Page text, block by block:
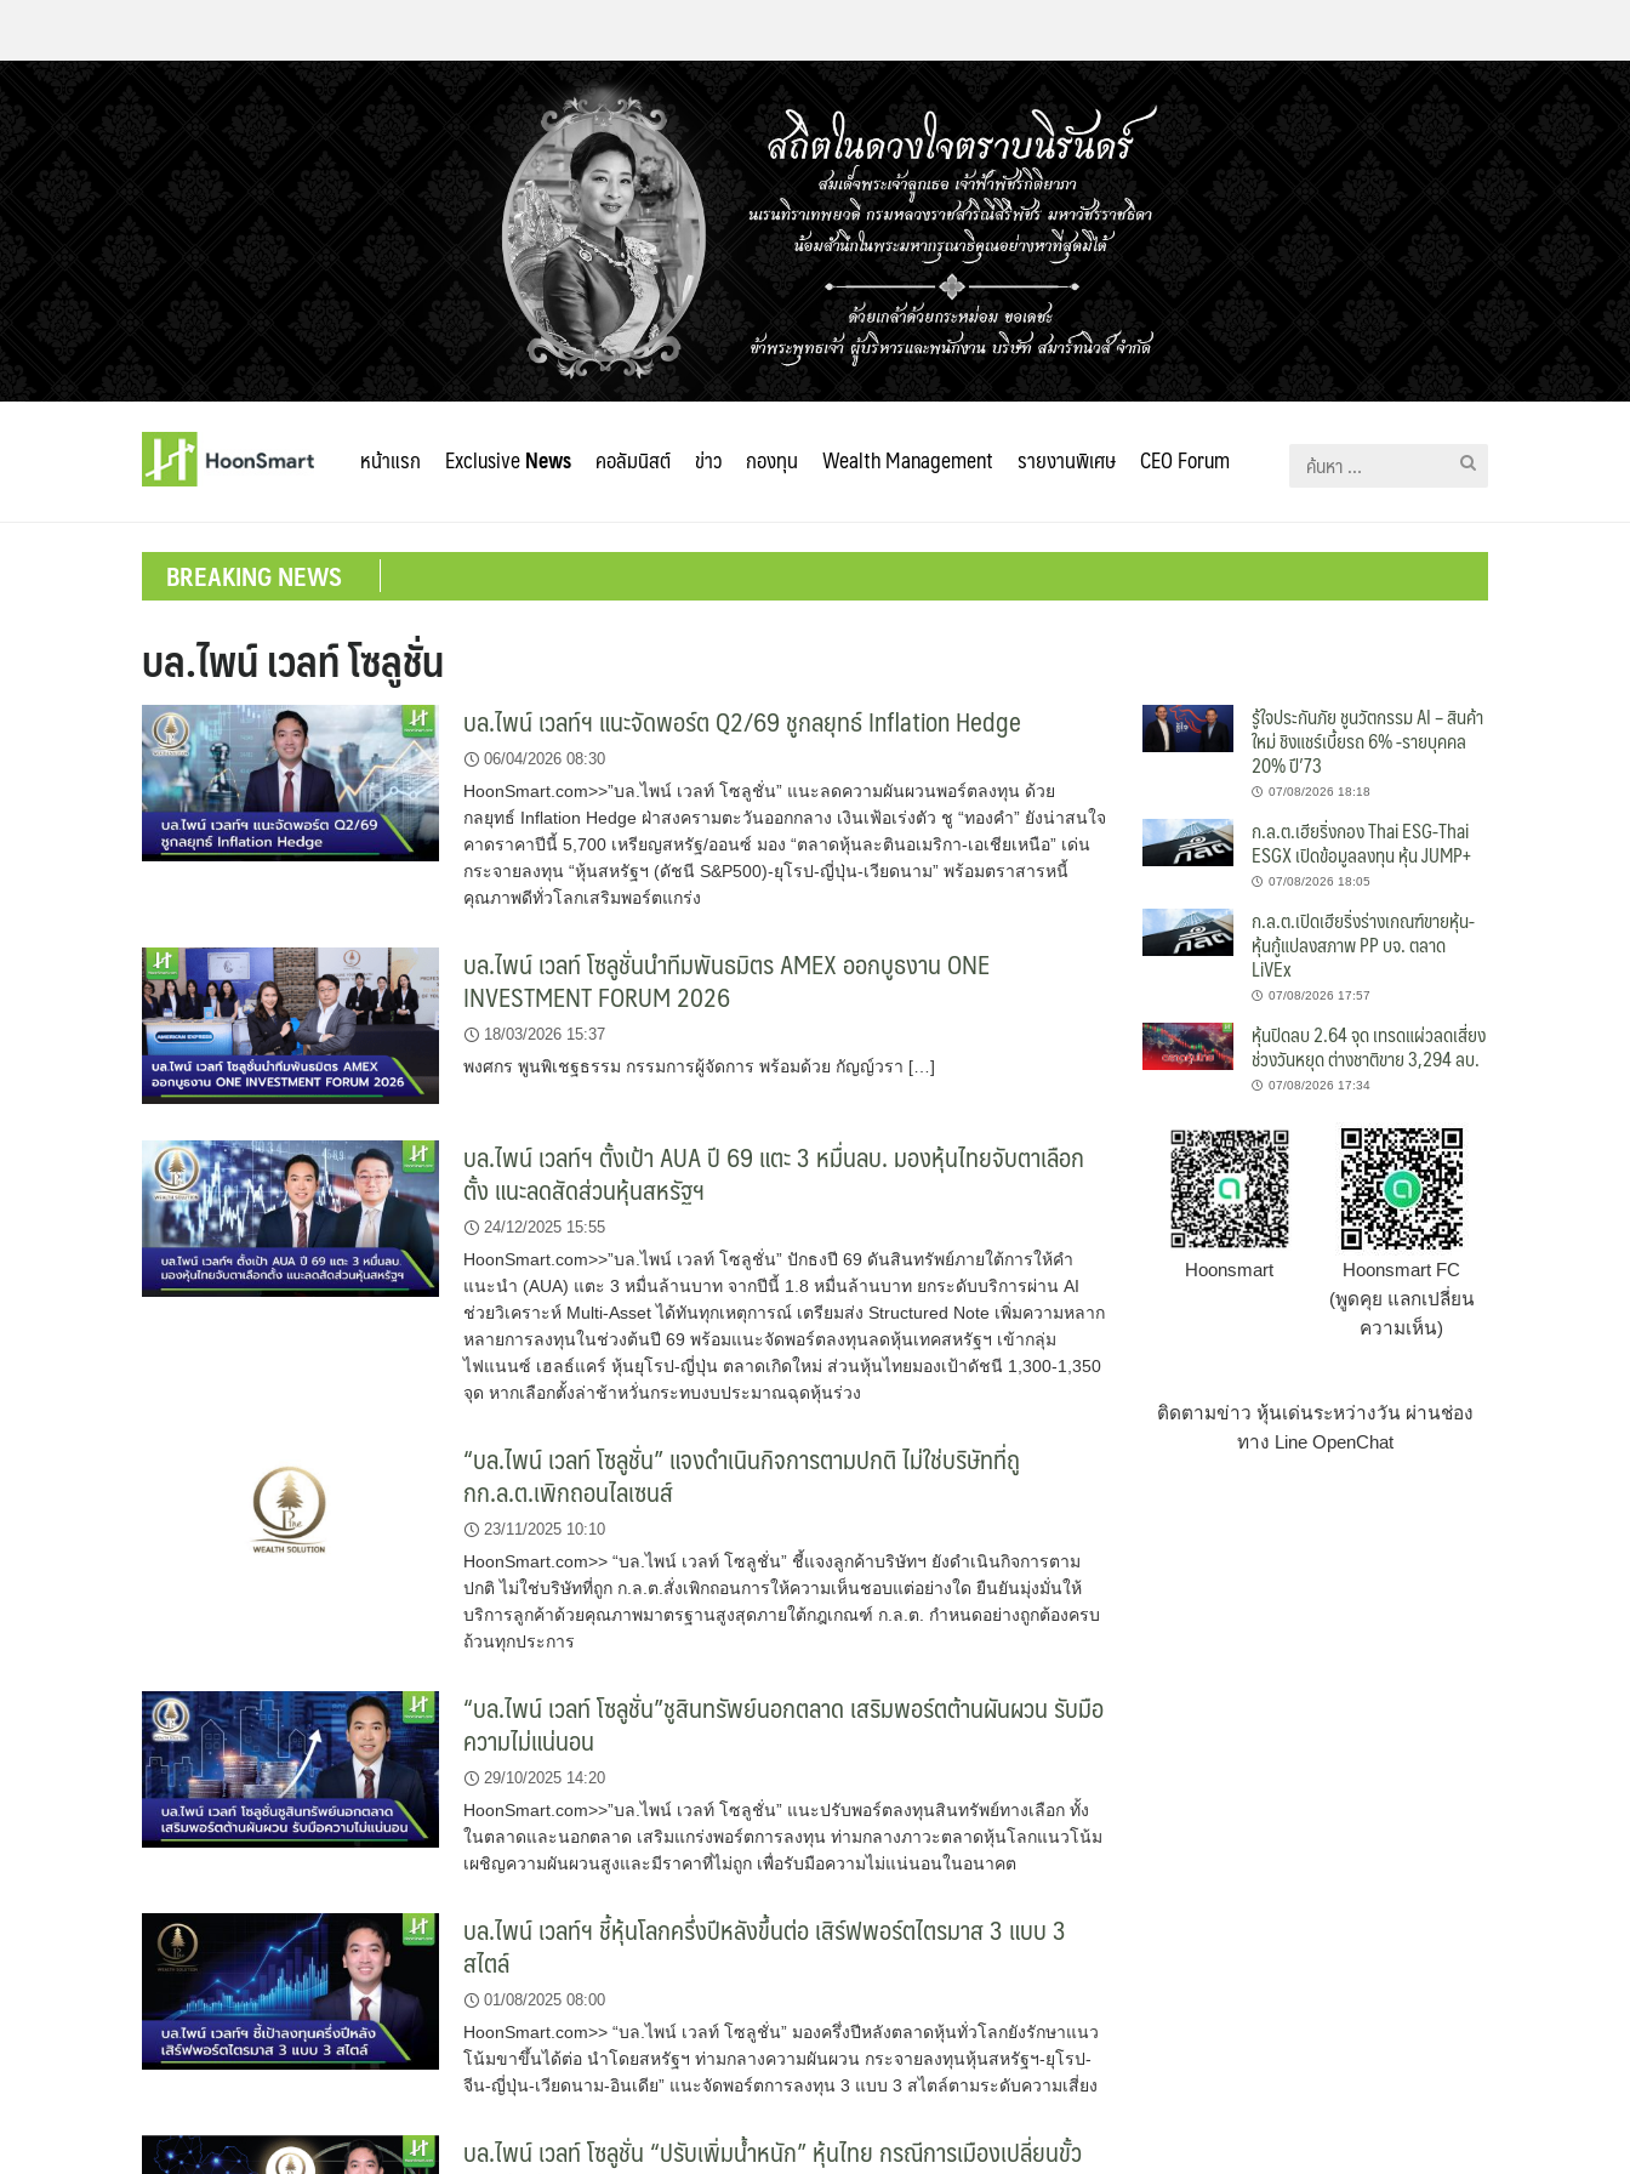
หน้าแรก ExclusiveNews คอลัมนิสต์ ข่าว กองทุน Wealth Management รายงานพิเศษ CEO Forum
ค้นหา
BREAKING NEWS
บล.ไพน์ เวลท์ โซลูชั่น
บล.ไพน์ เวลท์ฯ แนะจัดพอร์ต Q2/69 ชูกลยุทธ์ Inflation Hedge
06/04/2026 08:30
HoonSmart.com>>”บล.ไพน์ เวลท์ โซลูชั่น” แนะลดความผันผวนพอร์ตลงทุน ด้วย
กลยุทธ์ Inflation Hedge ฝ่าสงครามตะวันออกกลาง เงินเฟ้อเร่งตัว ชู “ทองคำ” ยังน่าสนใจ
คาดราคาปีนี้ 5,700 เหรียญสหรัฐ/ออนซ์ มอง “ตลาดหุ้นละตินอเมริกา-เอเชียเหนือ” เด่น
กระจายลงทุน “หุ้นสหรัฐฯ (ดัชนี S&P500)-ยุโรป-ญี่ปุ่น-เวียดนาม” พร้อมตราสารหนี้
คุณภาพดีทั่วโลกเสริมพอร์ตแกร่ง
บล.ไพน์ เวลท์ โซลูชั่นนำทีมพันธมิตร AMEX ออกบูธงาน ONE
INVESTMENT FORUM 2026
18/03/2026 15:37
พงศกร พูนพิเชฐธรรม กรรมการผู้จัดการ พร้อมด้วย กัญญ์วรา […]
บล.ไพน์ เวลท์ฯ ตั้งเป้า AUA ปี 69 แตะ 3 หมื่นลบ. มองหุ้นไทยจับตาเลือก
ตั้ง แนะลดสัดส่วนหุ้นสหรัฐฯ
24/12/2025 15:55
HoonSmart.com>>”บล.ไพน์ เวลท์ โซลูชั่น” ปักธงปี 69 ดันสินทรัพย์ภายใต้การให้คำ
แนะนำ (AUA) แตะ 3 หมื่นล้านบาท จากปีนี้ 1.8 หมื่นล้านบาท ยกระดับบริการผ่าน AI
ช่วยวิเคราะห์ Multi-Asset ได้ทันทุกเหตุการณ์ เตรียมส่ง Structured Note เพิ่มความหลาก
หลายการลงทุนในช่วงต้นปี 69 พร้อมแนะจัดพอร์ตลงทุนลดหุ้นเทคสหรัฐฯ เข้ากลุ่ม
ไฟแนนซ์ เฮลธ์แคร์ หุ้นยุโรป-ญี่ปุ่น ตลาดเกิดใหม่ ส่วนหุ้นไทยมองเป้าดัชนี 1,300-1,350
จุด หากเลือกตั้งล่าช้าหวั่นกระทบงบประมาณฉุดหุ้นร่วง
“บล.ไพน์ เวลท์ โซลูชั่น” แจงดำเนินกิจการตามปกติ ไม่ใช่บริษัทที่ถู
กก.ล.ต.เพิกถอนไลเซนส์
23/11/2025 10:10
HoonSmart.com>> “บล.ไพน์ เวลท์ โซลูชั่น” ชี้แจงลูกค้าบริษัทฯ ยังดำเนินกิจการตาม
ปกติ ไม่ใช่บริษัทที่ถูก ก.ล.ต.สั่งเพิกถอนการให้ความเห็นชอบแต่อย่างใด ยืนยันมุ่งมั่นให้
บริการลูกค้าด้วยคุณภาพมาตรฐานสูงสุดภายใต้กฎเกณฑ์ ก.ล.ต. กำหนดอย่างถูกต้องครบ
ถ้วนทุกประการ
“บล.ไพน์ เวลท์ โซลูชั่น”ชูสินทรัพย์นอกตลาด เสริมพอร์ตต้านผันผวน รับมือ
ความไม่แน่นอน
29/10/2025 14:20
HoonSmart.com>>”บล.ไพน์ เวลท์ โซลูชั่น” แนะปรับพอร์ตลงทุนสินทรัพย์ทางเลือก ทั้ง
ในตลาดและนอกตลาด เสริมแกร่งพอร์ตการลงทุน ท่ามกลางภาวะตลาดหุ้นโลกแนวโน้ม
เผชิญความผันผวนสูงและมีราคาที่ไม่ถูก เพื่อรับมือความไม่แน่นอนในอนาคต
บล.ไพน์ เวลท์ฯ ชี้หุ้นโลกครึ่งปีหลังขึ้นต่อ เสิร์ฟพอร์ตไตรมาส 3 แบบ 3
สไตล์
01/08/2025 08:00
HoonSmart.com>> “บล.ไพน์ เวลท์ โซลูชั่น” มองครึ่งปีหลังตลาดหุ้นทั่วโลกยังรักษาแนว
โน้มขาขึ้นได้ต่อ นำโดยสหรัฐฯ ท่ามกลางความผันผวน กระจายลงทุนหุ้นสหรัฐฯ-ยุโรป-
จีน-ญี่ปุ่น-เวียดนาม-อินเดีย” แนะจัดพอร์ตการลงทุน 3 แบบ 3 สไตล์ตามระดับความเสี่ยง
บล.ไพน์ เวลท์ โซลูชั่น “ปรับเพิ่มน้ำหนัก” หุ้นไทย กรณีการเมืองเปลี่ยนขั้ว
รู้ใจประกันภัย ชูนวัตกรรม AI – สินค้า
ใหม่ ชิงแชร์เบี้ยรถ 6% -รายบุคคล
20% ปี’73
07/08/2026 18:18
ก.ล.ต.เฮียริ่งกอง Thai ESG-Thai
ESGX เปิดข้อมูลลงทุน หุ้น JUMP+
07/08/2026 18:05
ก.ล.ต.เปิดเฮียริ่งร่างเกณฑ์ขายหุ้น-
หุ้นกู้แปลงสภาพ PP บจ. ตลาด
LiVEx
07/08/2026 17:57
หุ้นปิดลบ 2.64 จุด เทรดแผ่วลดเสี่ยง
ช่วงวันหยุด ต่างชาติขาย 3,294 ลบ.
07/08/2026 17:34
Hoonsmart
Hoonsmart FC
(พูดคุย แลกเปลี่ยน
ความเห็น)
ติดตามข่าว หุ้นเด่นระหว่างวัน ผ่านช่อง
ทาง Line OpenChat